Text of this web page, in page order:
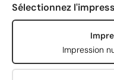
Sélectionnez
Impression